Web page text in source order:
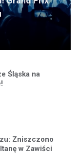
Śląska na
Zniszczono
w Zawiści